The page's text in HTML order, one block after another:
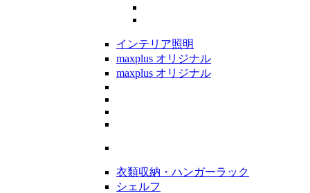
インテリア照明
maxplus オリジナル
maxplus オリジナル
衣類収納・ハンガーラック
シェルフ